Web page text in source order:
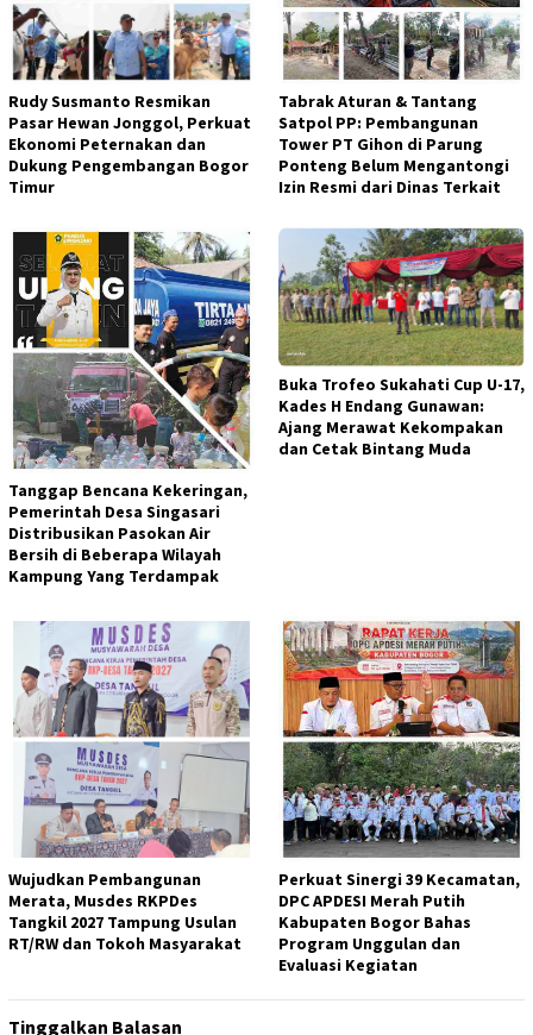
Rudy Susmanto Resmikan
Pasar Hewan Jonggol, Perkuat
Ekonomi Peternakan dan
Dukung Pengembangan Bogor
Timur
Tabrak Aturan & Tantang
Satpol PP: Pembangunan
Tower PT Gihon di Parung
Ponteng Belum Mengantongi
Izin Resmi dari Dinas Terkait
Tanggap Bencana Kekeringan,
Pemerintah Desa Singasari
Distribusikan Pasokan Air
Bersih di Beberapa Wilayah
Kampung Yang Terdampak
Buka Trofeo Sukahati Cup U-17,
Kades H Endang Gunawan:
Ajang Merawat Kekompakan
dan Cetak Bintang Muda
Wujudkan Pembangunan
Merata, Musdes RKPDes
Tangkil 2027 Tampung Usulan
RT/RW dan Tokoh Masyarakat
Perkuat Sinergi 39 Kecamatan,
DPC APDESI Merah Putih
Kabupaten Bogor Bahas
Program Unggulan dan
Evaluasi Kegiatan
Tinggalkan Balasan